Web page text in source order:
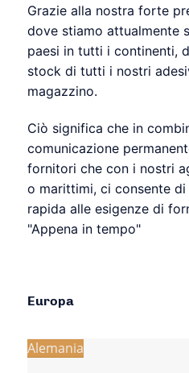
Grazie alla nostra forte
dove stiamo attualmente
paesi in tutti i continenti,
stock di tutti i nostri
magazzino.
Ciò significa che in
comunicazione
fornitori che con i nostri
o marittimi, ci consente
rapida alle esigenze di
"Appena in tempo"
Europa
Alemania